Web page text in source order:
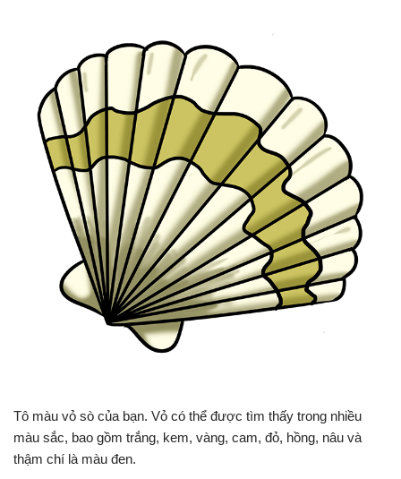
Tô màu vỏ sò của bạn. Vỏ có thể được tìm thấy trong nhiều
màu sắc, bao gồm trắng, kem, vàng, cam, đỏ, hồng, nâu và
thậm chí là màu đen.